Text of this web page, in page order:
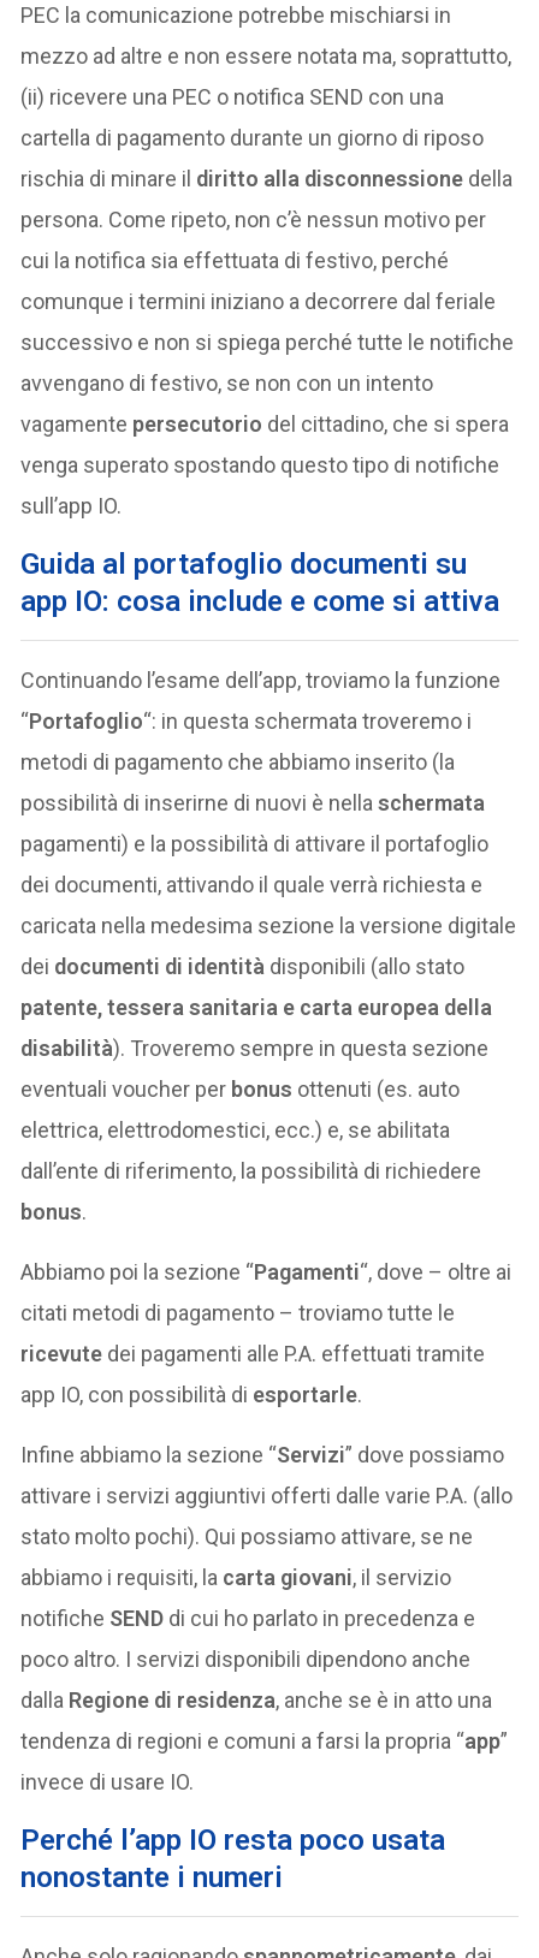
PEC la comunicazione potrebbe mischiarsi in
mezzo ad altre e non essere notata ma, soprattutto,
(ii) ricevere una PEC o notifica SEND con una
cartella di pagamento durante un giorno di riposo
rischia di minare il diritto alla disconnessione della
persona. Come ripeto, non c’è nessun motivo per
cui la notifica sia effettuata di festivo, perché
comunque i termini iniziano a decorrere dal feriale
successivo e non si spiega perché tutte le notifiche
avvengano di festivo, se non con un intento
vagamente persecutorio del cittadino, che si spera
venga superato spostando questo tipo di notifiche
sull’app IO.
Guida al portafoglio documenti su
app IO: cosa include e come si attiva
Continuando l’esame dell’app, troviamo la funzione
“Portafoglio“: in questa schermata troveremo i
metodi di pagamento che abbiamo inserito (la
possibilità di inserirne di nuovi è nellaschermata
pagamenti) e la possibilità di attivare il portafoglio
dei documenti, attivando il quale verrà richiesta e
caricata nella medesima sezione la versione digitale
dei documenti di identità disponibili (allo stato
patente, tessera sanitaria e carta europea della
disabilità). Troveremo sempre in questa sezione
eventuali voucher per bonus ottenuti (es. auto
elettrica, elettrodomestici, ecc.) e, se abilitata
dall’ente di riferimento, la possibilità di richiedere
bonus.
Abbiamo poi la sezione “Pagamenti“, dove – oltre ai
citati metodi di pagamento – troviamo tutte le
ricevute dei pagamenti alle P.A. effettuati tramite
app IO, con possibilità di esportarle.
Infine abbiamo la sezione “Servizi” dove possiamo
attivare i servizi aggiuntivi offerti dalle varie P.A. (allo
stato molto pochi). Qui possiamo attivare, se ne
abbiamo i requisiti, la carta giovani, il servizio
notifiche SEND di cui ho parlato in precedenza e
poco altro. I servizi disponibili dipendono anche
dalla Regione di residenza, anche se è in atto una
tendenza di regioni e comuni a farsi la propria “app”
invece di usare IO.
Perché l’app IO resta poco usata
nonostante i numeri